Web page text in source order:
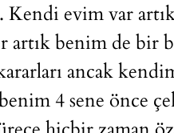
evim var
artık benim de bir
ancak
4 sene önce